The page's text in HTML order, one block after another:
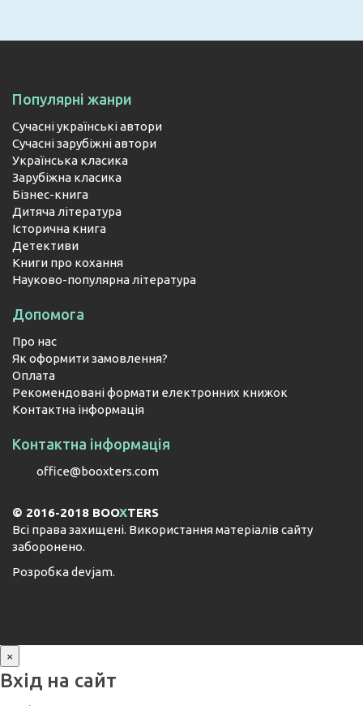
Популярні жанри
Сучасні українські автори
Сучасні зарубіжні автори
Українська класика
Зарубіжна класика
Бізнес-книга
Дитяча література
Історична книга
Детективи
Книги про кохання
Науково-популярна література
Допомога
Про нас
Як оформити замовлення?
Оплата
Рекомендовані формати електронних книжок
Контактна інформація
Контактна інформація
office@booxters.com
© 2016-2018 BOOXTERS
Всі права захищені. Використання матеріалів сайту
заборонено.
Розробкаdevjam.
×
Вхід на сайт